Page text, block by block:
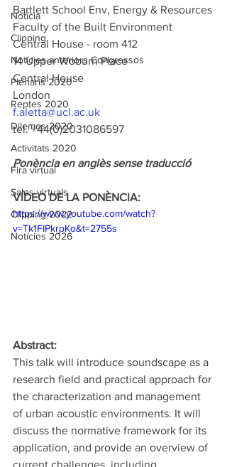
Notícia
Clipping
Notícies anteriors Congressos
Plenaris 2020
Reptes 2020
Dilemes 2020
Activitats 2020
Fira virtual
Sales virtuals
Clipping 2022
Notícies 2026
Bartlett School Env, Energy & Resources
Faculty of the Built Environment
Central House - room 412
14 Upper Woburn Place
Central House
London
f.aletta@ucl.ac.uk
tel. +44(0)2031086597
Ponència en anglès sense traducció
VÍDEO DE LA PONÈNCIA:
https://www.youtube.com/watch?
v=Tk1FIPkrpKo&t=2755s
Abstract:
This talk will introduce soundscape as a
research field and practical approach for
the characterization and management
of urban acoustic environments. It will
discuss the normative framework for its
application, and provide an overview of
current challenges, including